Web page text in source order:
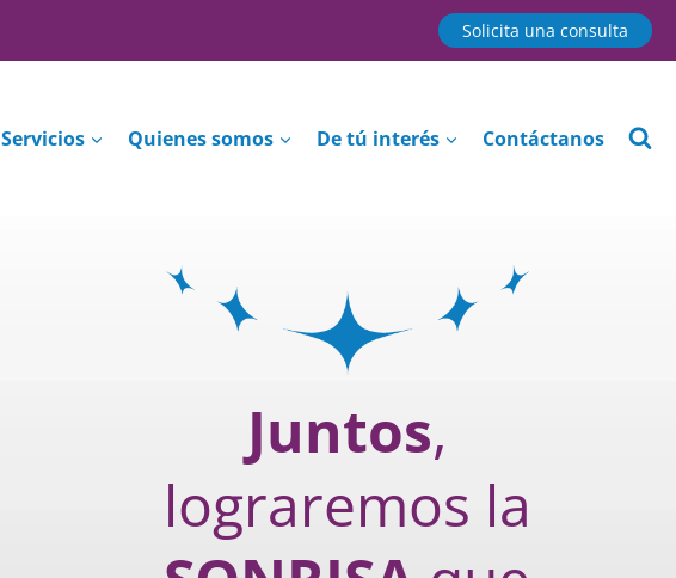
Solicita una consulta
Servicios Quienes somos De tú interés Contáctanos
Juntos,
lograremos la